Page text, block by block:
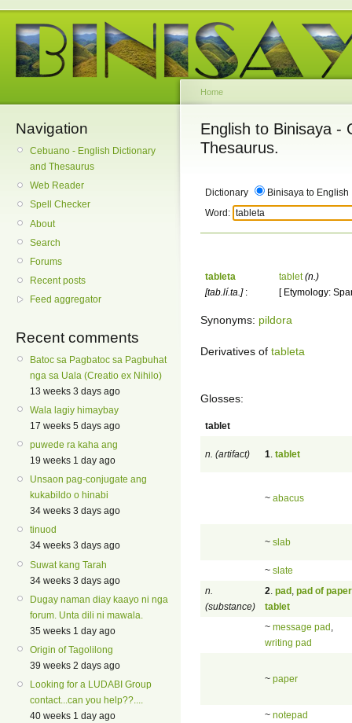
Navigation
Cebuano - English Dictionary
and Thesaurus
Web Reader
Spell Checker
About
Search
Forums
Recent posts
Feed aggregator
Recent comments
Batoc sa Pagbatoc sa Pagbuhat
nga sa Uala (Creatio ex Nihilo)
13 weeks 3 days ago
Wala lagiy himaybay
17 weeks 5 days ago
puwede ra kaha ang
19 weeks 1 day ago
Unsaon pag-conjugate ang
kukabildo o hinabi
34 weeks 3 days ago
tinuod
34 weeks 3 days ago
Suwat kang Tarah
34 weeks 3 days ago
Dugay naman diay kaayo ni nga
forum. Unta dili ni mawala.
35 weeks 1 day ago
Origin of Tagolilong
39 weeks 2 days ago
Looking for a LUDABI Group
contact...can you help??....
40 weeks 1 day ago
Home
English to Binisaya -
Thesaurus.
Dictionary
Binisaya to English
Word:
tableta
[tab.lí.ta.]:
tablet (n.)
[ Etymology:
Synonyms: pildora
Derivatives of tableta
Glosses:
tablet
n. (artifact) 1 tablet
~ abacus
~ slab
~ slate
n.
(substance)
2 pad pad of paper
tablet
~ message pad
writing pad
~ paper
~ notepad